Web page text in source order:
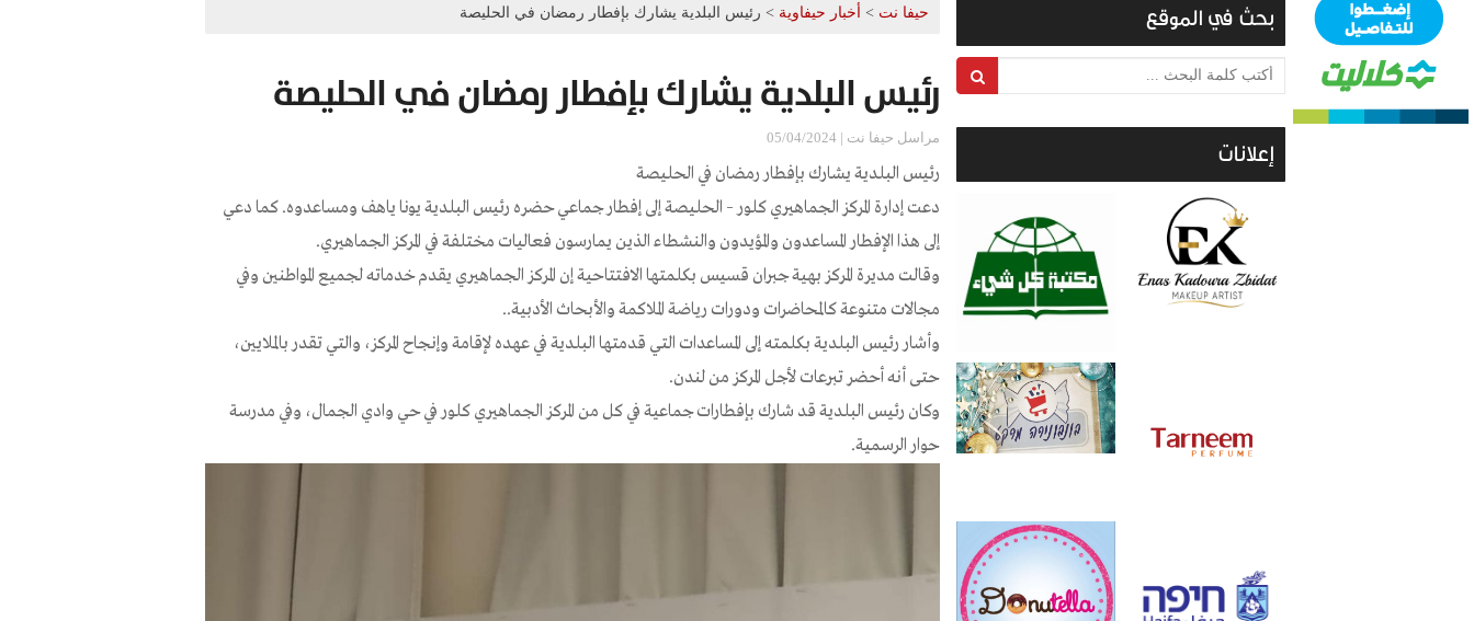
حيفا نت > أخبار حيفاوية > رئيس البلدية يشارك بإفطار رمضان في الحليصة
رئيس البلدية يشارك بإفطار رمضان في الحليصة
مراسل حيفا نت | 05/04/2024
رئيس البلدية يشارك بإفطار رمضان في الحليصة
دعت إدارة المركز الجماهيري كلور – الحليصة إلى إفطار جماعي حضره رئيس البلدية يونا ياهف ومساعدوه. كما دعي
إلى هذا الإفطار المساعدون والمؤيدون والنشطاء الذين يمارسون فعاليات مختلفة في المركز الجماهيري.
وقالت مديرة المركز بهية جبران قسيس بكلمتها الافتتاحية إن المركز الجماهيري يقدم خدماته لجميع المواطنين وفي
مجالات متنوعة كالمحاضرات ودورات رياضة الملاكمة والأبحاث الأدبية..
وأشار رئيس البلدية بكلمته إلى المساعدات التي قدمتها البلدية في عهده لإقامة وإنجاح المركز، والتي تقدر بالملايين،
حتى أنه أحضر تبرعات لأجل المركز من لندن.
وكان رئيس البلدية قد شارك بإفطارات جماعية في كل من المركز الجماهيري كلور في حي وادي الجمال، وفي مدرسة
حوار الرسمية.
بحث في الموقع
أكتب كلمة البحث ...
إعلانات